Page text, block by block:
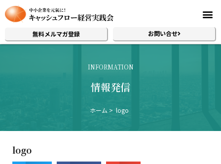
無料メルマガ登録 お問い合せ
INFORMATION
情報発信
ホーム logo
logo